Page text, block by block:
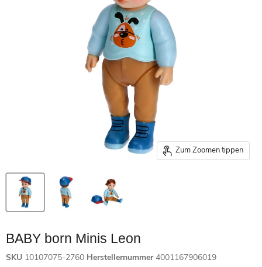
Zum Zoomen tippen
BABY born Minis Leon
SKU 10107075-2760 Herstellernummer 4001167906019